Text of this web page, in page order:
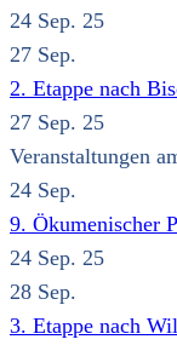
24 Sep. 25
27 Sep.
2. Etappe nach
27 Sep. 25
Veranstaltungen
24 Sep.
9. Ökumenischer
24 Sep. 25
28 Sep.
3. Etappe nach